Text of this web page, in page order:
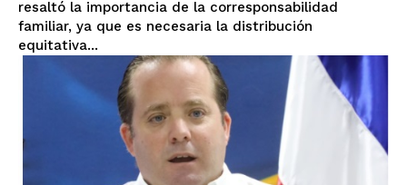
resaltó la importancia de la corresponsabilidad
familiar, ya que es necesaria la distribución
equitativa...